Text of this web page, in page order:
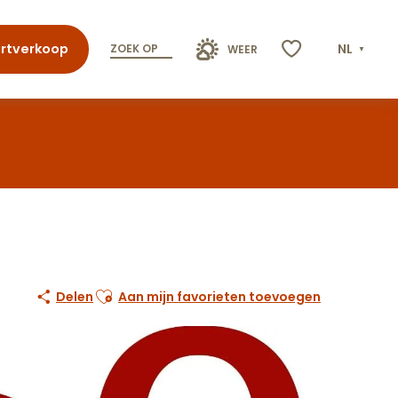
ZOEK OP WEER NL
Delen Ajouter aux favoris
Aan mijn favorieten toevoegen